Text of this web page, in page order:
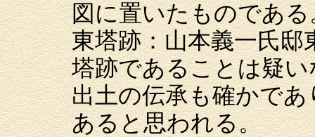
図に置いたものである
東塔跡：山本義一氏邸
塔跡であることは疑
出土の伝承も確かで
あると思われる。